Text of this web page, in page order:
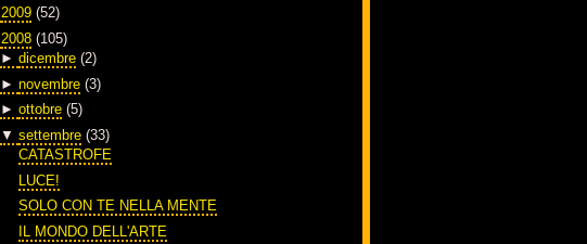
2009 (52)
2008 (105)
► dicembre (2)
► novembre (3)
► ottobre (5)
▼ settembre (33)
CATASTROFE
LUCE!
SOLO CON TE NELLA MENTE
IL MONDO DELL'ARTE